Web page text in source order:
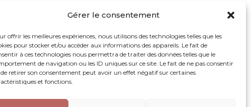
Gérer le consentement
offrir les meilleures expériences, nous utilisons des technologies telles que les
pour stocker et/ou accéder aux informations des appareils. Le fait de
à ces technologies nous permettra de traiter des données telles que le
de navigation ou les ID uniques sur ce site. Le fait de ne pas consentir
retirer son consentement peut avoir un effet négatif sur certaines
et fonctions.